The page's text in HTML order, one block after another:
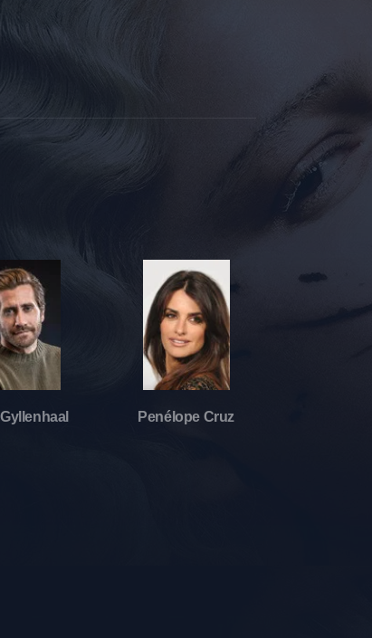
Penélope Cruz